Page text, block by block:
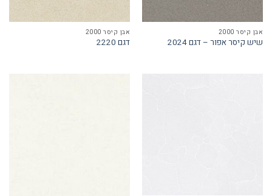
אבן קיסר 2000
שיש קיסר אפור – דגם 2024
אבן קיסר 2000
דגם 2220